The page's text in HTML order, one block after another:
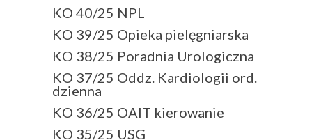
KO 40/25 NPL
KO 39/25 Opieka pielęgniarska
KO 38/25 Poradnia Urologiczna
KO 37/25 Oddz. Kardiologii ord.
dzienna
KO 36/25 OAIT kierowanie
KO 35/25 USG